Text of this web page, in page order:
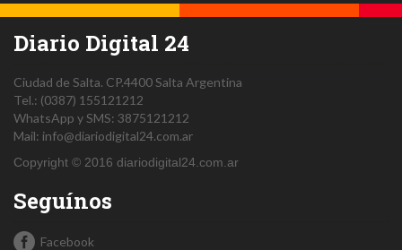
Diario Digital 24
Ciudad de Salta. CP.4400Salta Argentina
Tel.: (0387) 155121212
WhatsApp y SMS: 3875121212
Mail: info@diariodigital24.com.ar
Copyright © 2016 diariodigital24.com.ar
Seguínos
Facebook